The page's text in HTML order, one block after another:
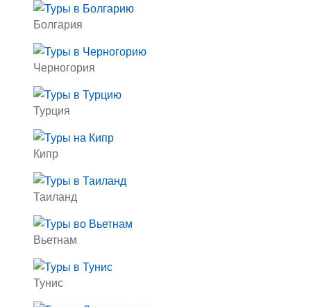
Болгария
Черногория
Турция
Кипр
Таиланд
Вьетнам
Тунис